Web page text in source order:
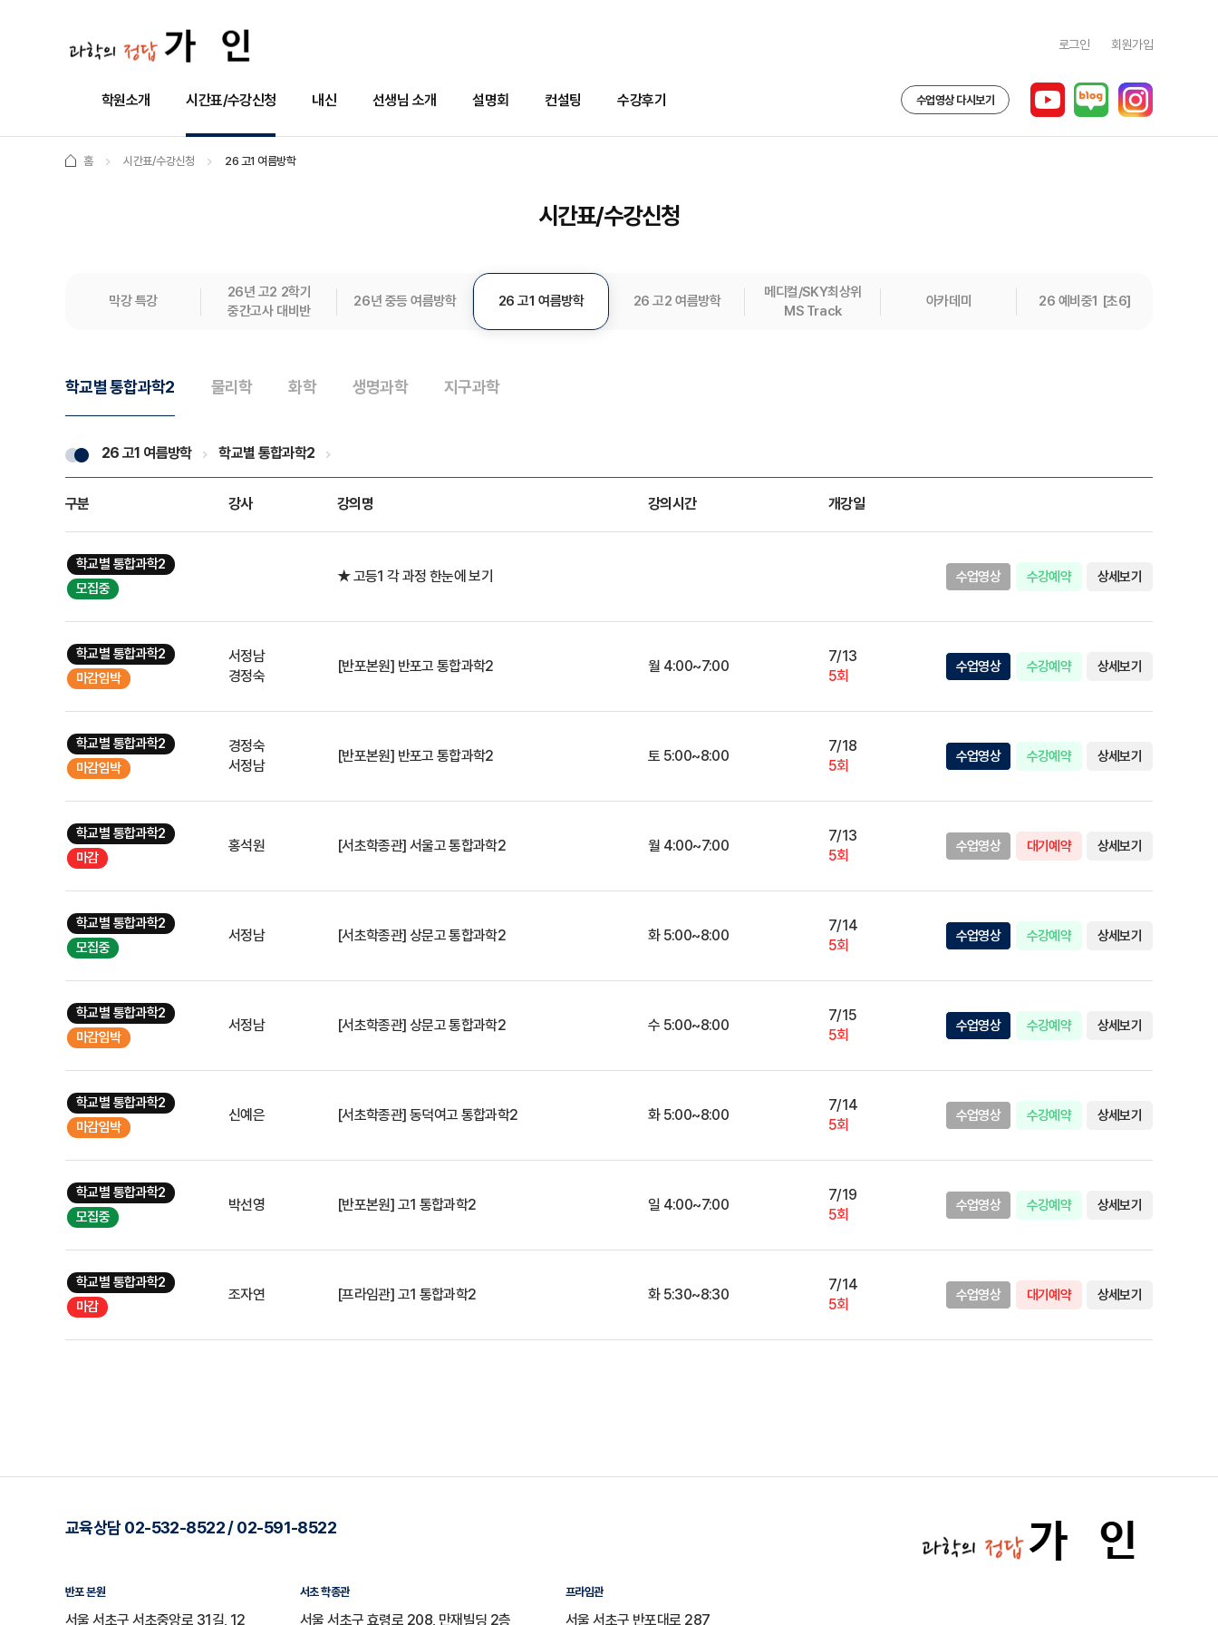
로그인 회원가입
학원소개 시간표/수강신청 내신 선생님 소개 설명회 컨설팅 수강후기 수업영상 다시보기
홈 시간표/수강신청 26 고1 여름방학
시간표/수강신청
막강 특강
26년 고2 2학기
중간고사 대비반
26년 중등 여름방학 26 고1 여름방학 26 고2 여름방학
메디컬/SKY최상위
MS Track
아카데미 26 예비중1 [초6]
학교별 통합과학2 물리학 화학 생명과학 지구과학
26 고1 여름방학 학교별 통합과학2
구분 강사 강의명 강의시간 개강일
학교별 통합과학2
모집중
★ 고등1 각 과정 한눈에 보기 수업영상 수강예약 상세보기
학교별 통합과학2
마감임박
서정남
경정숙
[반포본원] 반포고 통합과학2 월 4:00~7:00
7/13
5회
수업영상 수강예약 상세보기
학교별 통합과학2
마감임박
경정숙
서정남
[반포본원] 반포고 통합과학2 토 5:00~8:00
7/18
5회
수업영상 수강예약 상세보기
학교별 통합과학2
마감
홍석원 [서초학종관] 서울고 통합과학2 월 4:00~7:00
7/13
5회
수업영상 대기예약 상세보기
학교별 통합과학2
모집중
서정남 [서초학종관] 상문고 통합과학2 화 5:00~8:00
7/14
5회
수업영상 수강예약 상세보기
학교별 통합과학2
마감임박
서정남 [서초학종관] 상문고 통합과학2 수 5:00~8:00
7/15
5회
수업영상 수강예약 상세보기
학교별 통합과학2
마감임박
신예은 [서초학종관] 동덕여고 통합과학2 화 5:00~8:00
7/14
5회
수업영상 수강예약 상세보기
학교별 통합과학2
모집중
박선영 [반포본원] 고1 통합과학2 일 4:00~7:00
7/19
5회
수업영상 수강예약 상세보기
학교별 통합과학2
마감
조자연 [프라임관] 고1 통합과학2 화 5:30~8:30
7/14
5회
수업영상 대기예약 상세보기
교육상담 02-532-8522 / 02-591-8522
반포 본원
서울 서초구 서초중앙로 31길, 12
서초 학종관
서울 서초구 효령로 208, 만재빌딩 2층
프라임관
서울 서초구 반포대로 287